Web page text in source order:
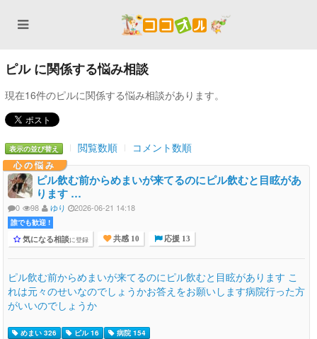
ピル に関係する悩み相談
現在16件のピルに関係する悩み相談があります。
表示の並び替え 閲覧数順 コメント数順
心の悩み
ピル飲む前からめまいが来てるのにピル飲むと目眩があ
ります …
0 98 ゆり 2026-06-21 14:18
誰でも歓迎 !
気になる相談に登録 共感 10 応援 13
ピル飲む前からめまいが来てるのにピル飲むと目眩があります こ
れは元々のせいなのでしょうかお答えをお願いします病院行った方
がいいのでしょうか
めまい 326 ピル 16 病院 154